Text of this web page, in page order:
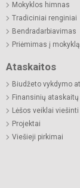
Mokyklos himnas
Tradiciniai renginiai
Bendradarbiavimas
Priėmimas į mokyklą
Ataskaitos
Biudžeto vykdymo
Finansinių
Lėšos veiklai viešinti
Projektai
Viešieji pirkimai